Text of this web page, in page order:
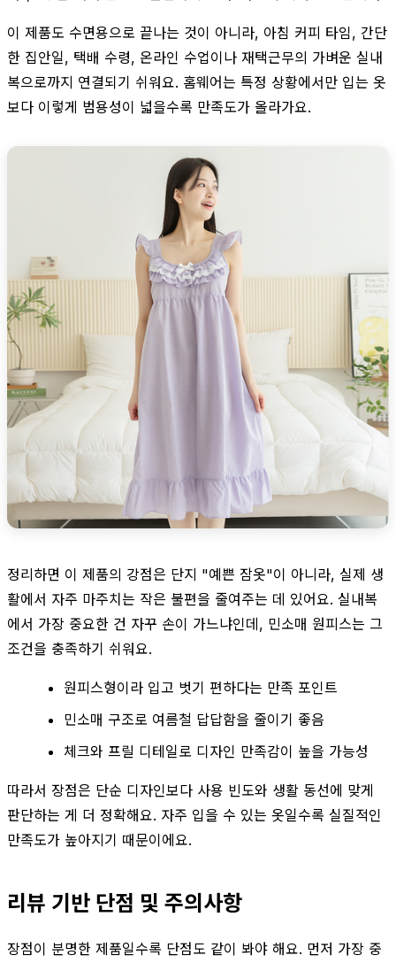
이 제품도 수면용으로 끝나는 것이 아니라, 아침 커피 타임, 간단
한 집안일, 택배 수령, 온라인 수업이나 재택근무의 가벼운 실내
복으로까지 연결되기 쉬워요. 홈웨어는 특정 상황에서만 입는 옷
보다 이렇게 범용성이 넓을수록 만족도가 올라가요.
정리하면 이 제품의 강점은 단지 "예쁜 잠옷"이 아니라, 실제 생
활에서 자주 마주치는 작은 불편을 줄여주는 데 있어요. 실내복
에서 가장 중요한 건 자꾸 손이 가느냐인데, 민소매 원피스는 그
조건을 충족하기 쉬워요.
원피스형이라 입고 벗기 편하다는 만족 포인트
민소매 구조로 여름철 답답함을 줄이기 좋음
체크와 프릴 디테일로 디자인 만족감이 높을 가능성
따라서 장점은 단순 디자인보다 사용 빈도와 생활 동선에 맞게
판단하는 게 더 정확해요. 자주 입을 수 있는 옷일수록 실질적인
만족도가 높아지기 때문이에요.
리뷰 기반 단점 및 주의사항
장점이 분명한 제품일수록 단점도 같이 봐야 해요. 먼저 가장 중